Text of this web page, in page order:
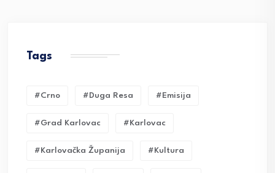
Tags
#crno #duga Resa #emisija
#grad Karlovac #karlovac
#karlovačka Županija #kultura